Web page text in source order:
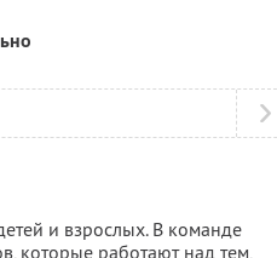
и взрослых. В команде
которые работают над тем,